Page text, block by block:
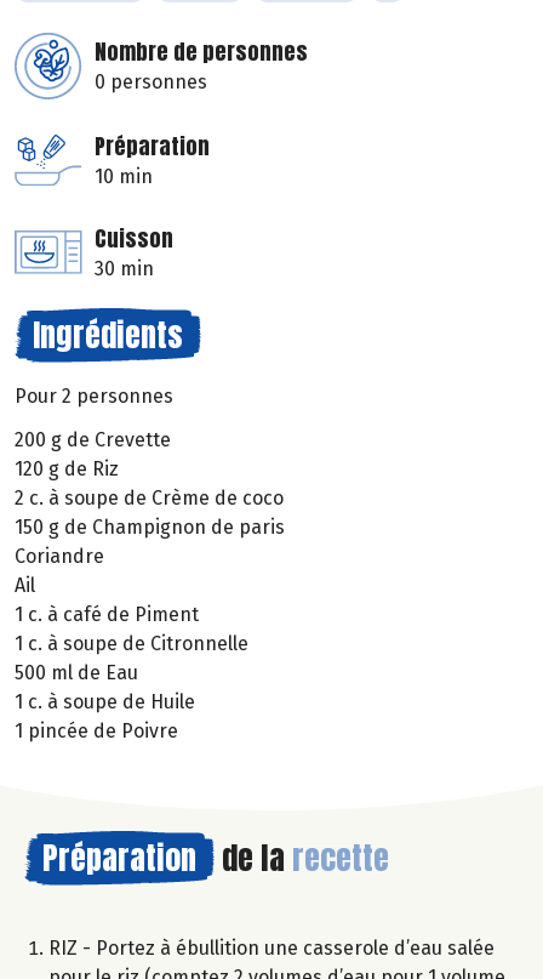
Nombre de personnes
0 personnes
Préparation
10 min
Cuisson
30 min
Ingrédients
Pour 2 personnes
200 g de Crevette
120 g de Riz
2 c. à soupe de Crème de coco
150 g de Champignon de paris
Coriandre
Ail
1 c. à café de Piment
1 c. à soupe de Citronnelle
500 ml de Eau
1 c. à soupe de Huile
1 pincée de Poivre
Préparation de la recette
RIZ - Portez à ébullition une casserole d’eau salée